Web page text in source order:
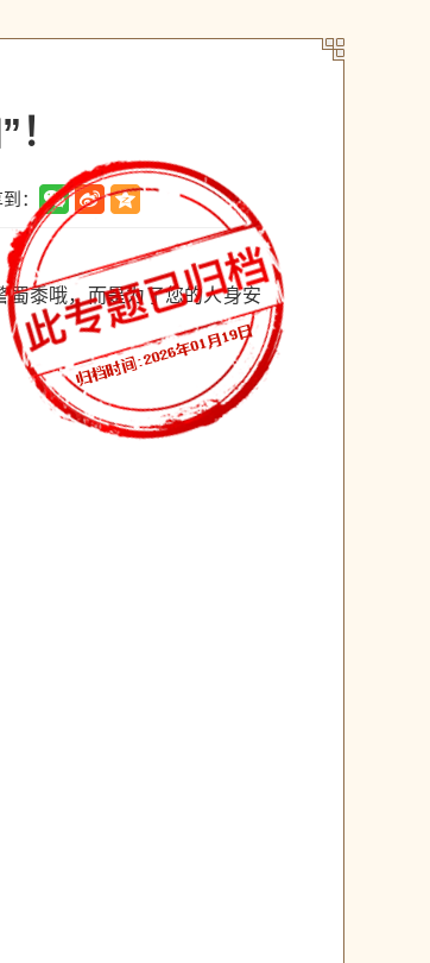
：
蜀黍哦，而是为了您的人身安